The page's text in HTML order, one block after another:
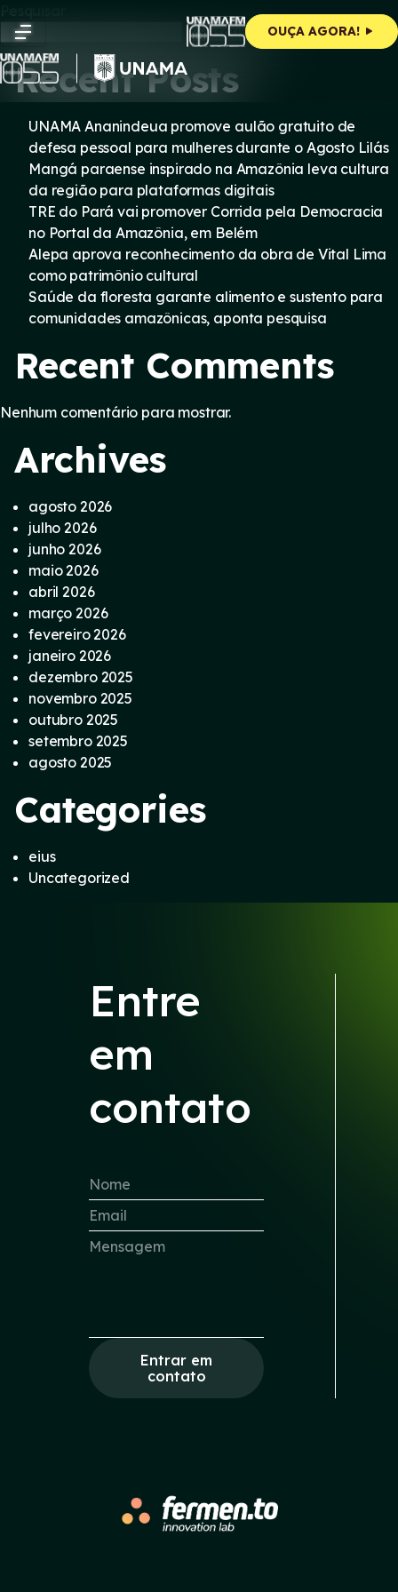
content
OUÇA AGORA!
Pesquisar
Pesquisar
Recent Posts
UNAMA Ananindeua promove aulão gratuito de
defesa pessoal para mulheres durante o Agosto Lilás
Mangá paraense inspirado na Amazônia leva cultura
da região para plataformas digitais
TRE do Pará vai promover Corrida pela Democracia
no Portal da Amazônia, em Belém
Alepa aprova reconhecimento da obra de Vital Lima
como patrimônio cultural
Saúde da floresta garante alimento e sustento para
comunidades amazônicas, aponta pesquisa
Recent Comments
Nenhum comentário para mostrar.
Archives
agosto 2026
julho 2026
junho 2026
maio 2026
abril 2026
março 2026
fevereiro 2026
janeiro 2026
dezembro 2025
novembro 2025
outubro 2025
setembro 2025
agosto 2025
Categories
eius
Uncategorized
Entre
em
contato
Entrar em
contato